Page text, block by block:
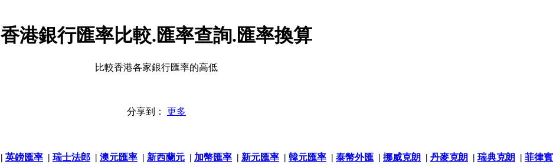
香港銀行匯率比較.匯率查詢.匯率換算
比較香港各家銀行匯率的高低
分享到： 更多
| 英鎊匯率 | 瑞士法郎 | 澳元匯率 | 新西蘭元 | 加幣匯率 | 新元匯率 | 韓元匯率 | 泰幣外匯 | 挪威克朗 | 丹麥克朗 | 瑞典克朗 | 菲律賓